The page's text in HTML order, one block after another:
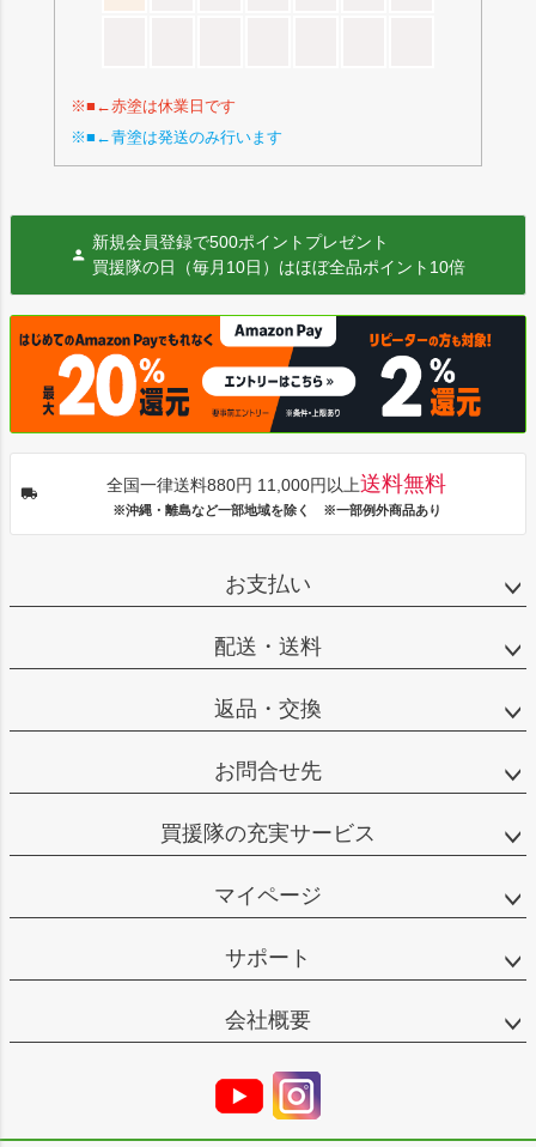
※■←赤塗は休業日です
※■←青塗は発送のみ行います
新規会員登録で500ポイントプレゼント
買援隊の日（毎月10日）はほぼ全品ポイント10倍
全国一律送料880円 11,000円以上送料無料
※沖縄・離島など一部地域を除く ※一部例外商品あり
お支払い
配送・送料
返品・交換
お問合せ先
買援隊の充実サービス
マイページ
サポート
会社概要